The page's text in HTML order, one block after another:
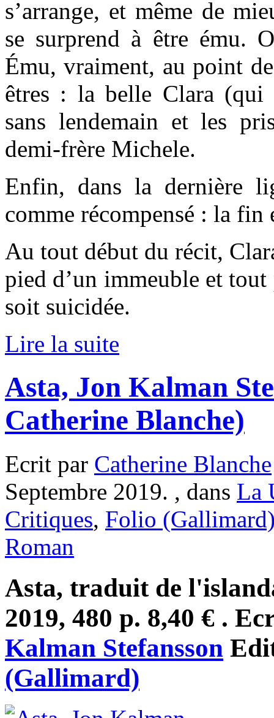
s’arrange, et même de
se surprend à être ému.
Ému, vraiment, au point
êtres : la belle Clara (qui
sans lendemain et les
demi-frère Michele.
Enfin, dans la dernière
comme récompensé : la fin
Au tout début du récit,
pied d’un immeuble et
soit suicidée.
Lire la suite
Asta, Jon Kalman
Catherine Blanche)
Ecrit par Catherine Blanche
Septembre 2019. , dans La
Critiques, Folio
Roman
Asta, traduit de
2019, 480 p. 8,40 € .
Kalman Stefansson
(Gallimard)